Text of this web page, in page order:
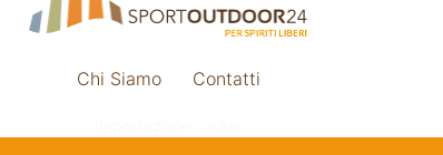
Chi Siamo Contatti